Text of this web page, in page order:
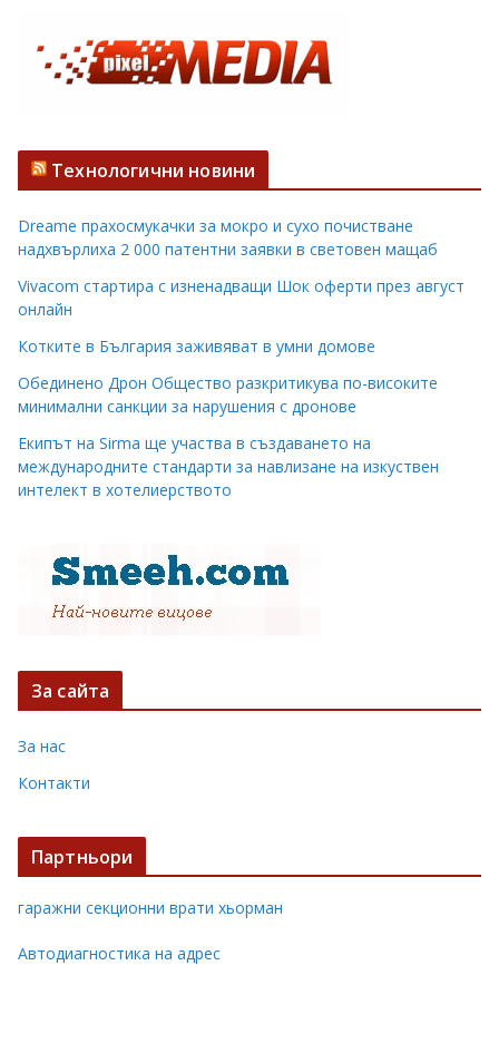
Технологични новини
Dreame прахосмукачки за мокро и сухо почистване
надхвърлиха 2 000 патентни заявки в световен мащаб
Vivacom стартира с изненадващи Шок оферти през август
онлайн
Котките в България заживяват в умни домове
Обединено Дрон Общество разкритикува по-високите
минимални санкции за нарушения с дронове
Екипът на Sirma ще участва в създаването на
международните стандарти за навлизане на изкуствен
интелект в хотелиерството
За сайта
За нас
Контакти
Партньори
гаражни секционни врати хьорман
Автодиагностика на адрес